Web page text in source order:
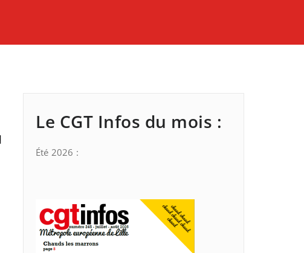
Le CGT Infos du mois :
Été 2026 :